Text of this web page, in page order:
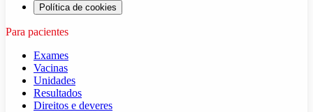
Política de cookies
Para pacientes
Exames
Vacinas
Unidades
Resultados
Direitos e deveres